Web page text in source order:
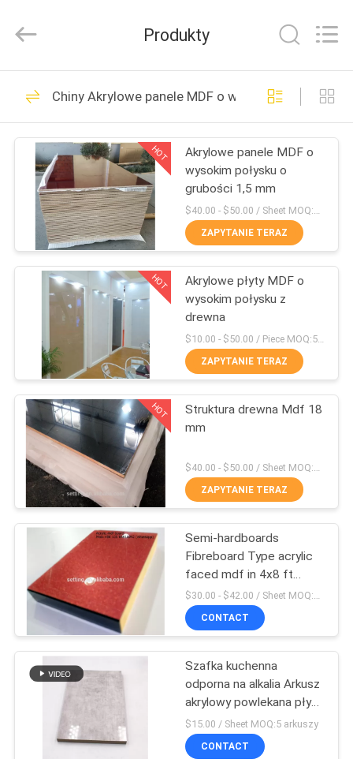
DOM
PRODUKTY
NAS
WYCIECZKA
FABRYCE
SKONTAKTUJ
SIĘ
NAMI
AKTUALNOŚCI
SPRAWY
POPROSIĆ
WYCENĘ
SITEMAP
PRIVACY
Setting
Decorating
All
Reserved.
Akrylowe panele
MDF o wysokim
połysku
142
Panele MDF
laminowane PET
24
Panele MDF o
wysokim połysku
Teksturowane
panele MDF
14
Produkty
Chiny Akrylowe panele MDF o wysokim połysku
HOT
Akrylowe panele MDF o
wysokim połysku o
grubości 1,5 mm
$40.00 - $50.00 / Sheet MOQ:50 arkuszy / arkuszy
ZAPYTANIE TERAZ
HOT
Akrylowe płyty MDF o
wysokim połysku z
drewna
ZAPYTANIE TERAZ
HOT
Struktura drewna Mdf 18
mm
ZAPYTANIE TERAZ
Semi-hardboards
Fibreboard Type acrylic
faced mdf in 4x8 ft
19mm
$30.00 - $42.00 / Sheet MOQ:50 Sheet/Sheets
CONTACT
Szafka kuchenna
odporna na alkalia Arkusz
akrylowy powlekana płyta
Mdf 1220x2440 × 18Mm
$15.00 / Sheet MOQ:5 arkuszy
CONTACT